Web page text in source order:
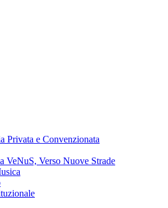
Privata e Convenzionata
VeNuS, Verso Nuove Strade